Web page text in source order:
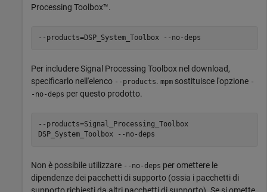
Processing Toolbox™.
--products=DSP_System_Toolbox --no-deps
Per includere Signal Processing Toolbox nel download,
specificarlo nell'elenco --products. mpm sostituisce l'opzione -
-no-deps per questo prodotto.
--products=Signal_Processing_Toolbox
DSP_System_Toolbox --no-deps
Non è possibile utilizzare --no-deps per omettere le
dipendenze dei pacchetti di supporto (ossia i pacchetti di